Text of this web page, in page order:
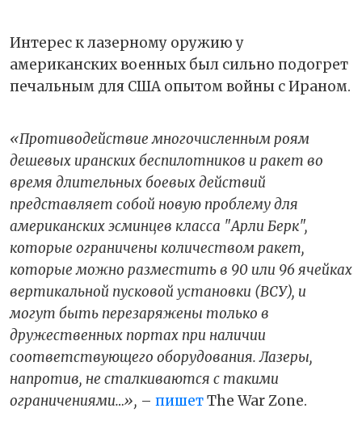
Интерес к лазерному оружию у
американских военных был сильно подогрет
печальным для США опытом войны с Ираном.
«Противодействие многочисленным роям
дешевых иранских беспилотников и ракет во
время длительных боевых действий
представляет собой новую проблему для
американских эсминцев класса "Арли Берк",
которые ограничены количеством ракет,
которые можно разместить в 90 или 96 ячейках
вертикальной пусковой установки (ВСУ), и
могут быть перезаряжены только в
дружественных портах при наличии
соответствующего оборудования. Лазеры,
напротив, не сталкиваются с такими
ограничениями…», – пишетThe War Zone.